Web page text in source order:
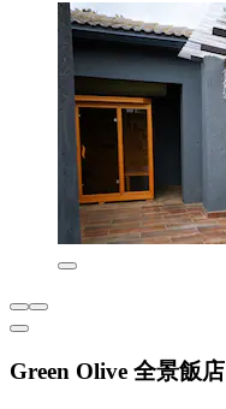
Green Olive 全景飯店